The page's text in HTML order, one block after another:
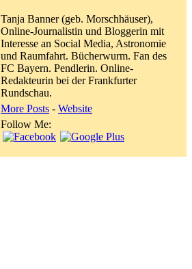
Tanja Banner (geb. Morschhäuser),
Online-Journalistin und Bloggerin mit
Interesse an Social Media, Astronomie
und Raumfahrt. Bücherwurm. Fan des
FC Bayern. Pendlerin. Online-
Redakteurin bei der Frankfurter
Rundschau.
More Posts - Website
Follow Me: